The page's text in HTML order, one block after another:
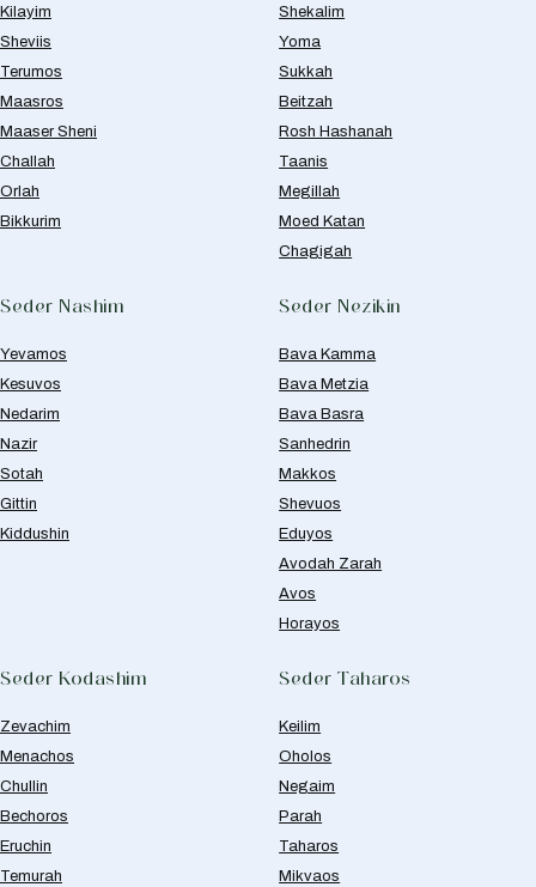
Kilayim
Sheviis
Terumos
Maasros
Maaser Sheni
Challah
Orlah
Bikkurim
Shekalim
Yoma
Sukkah
Beitzah
Rosh Hashanah
Taanis
Megillah
Moed Katan
Chagigah
Seder Nashim
Yevamos
Kesuvos
Nedarim
Nazir
Sotah
Gittin
Kiddushin
Seder Nezikin
Bava Kamma
Bava Metzia
Bava Basra
Sanhedrin
Makkos
Shevuos
Eduyos
Avodah Zarah
Avos
Horayos
Seder Kodashim
Zevachim
Menachos
Chullin
Bechoros
Eruchin
Temurah
Seder Taharos
Keilim
Oholos
Negaim
Parah
Taharos
Mikvaos